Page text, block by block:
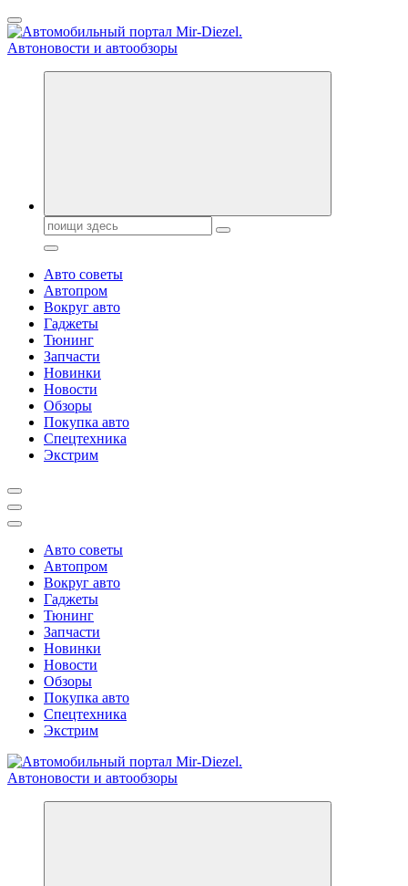
Перейти
к
содержанию
Справочник автомобилиста. Обзор новинок популярных
Поиск:
Авто советы
Автопром
Вокруг авто
Гаджеты
Тюнинг
Запчасти
Новинки
Новости
Обзоры
Покупка авто
Спецтехника
Экстрим
Авто советы
Автопром
Вокруг авто
Гаджеты
Тюнинг
Запчасти
Новинки
Новости
Обзоры
Покупка авто
Спецтехника
Экстрим
Справочник автомобилиста. Обзор новинок популярных